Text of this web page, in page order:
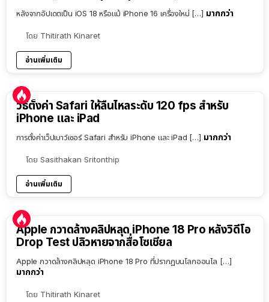
หลังจากอัปเดตเป็น iOS 18 หรือแม้ iPhone 16 เครื่องใหม่ […] มากกว่า
โดย Thitirath Kinaret
อ่านเพิ่มเติม
วิธีตั้งค่า Safari ให้ลื่นไหลระดับ 120 fps สำหรับ
iPhone และ iPad
การตั้งค่าเว็ปเบาว์เซอร์ Safari สำหรับ iPhone และ iPad […] มากกว่า
โดย Sasithakan Sritonthip
อ่านเพิ่มเติม
Apple กวาดล้างคลิปหลุด iPhone 18 Pro หลังวิดีโอ
Drop Test ปลิวหายจากสื่อโซเชียล
Apple กวาดล้างคลิปหลุด iPhone 18 Pro ที่ปรากฏบนโลกออนไล […]
มากกว่า
โดย Thitirath Kinaret